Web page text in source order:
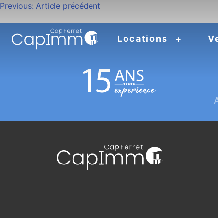
Locations
Navigation
de
l’article
Previous: Article précédent